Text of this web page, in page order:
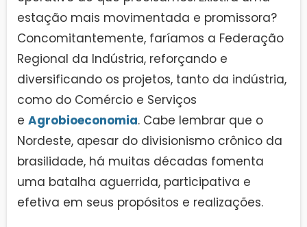
estação mais movimentada e promissora?
Concomitantemente, faríamos a Federação
Regional da Indústria, reforçando e
diversificando os projetos, tanto da indústria,
como do Comércio e Serviços
e Agrobioeconomia. Cabe lembrar que o
Nordeste, apesar do divisionismo crônico da
brasilidade, há muitas décadas fomenta
uma batalha aguerrida, participativa e
efetiva em seus propósitos e realizações.